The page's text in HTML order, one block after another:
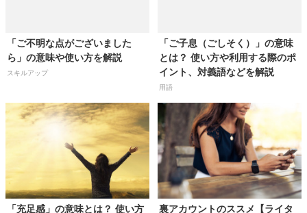
「ご不明な点がございました
ら」の意味や使い方を解説
スキルアップ
「ご子息（ごしそく）」の意味
とは？ 使い方や利用する際のポ
イント、対義語などを解説
用語
「充足感」の意味とは？ 使い方 裏アカウントのススメ【ライタ